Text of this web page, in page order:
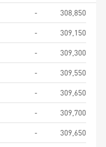
-
308,850
-
309,150
-
309,300
-
309,550
-
309,650
-
309,700
-
309,650